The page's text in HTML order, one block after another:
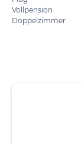
Vollpension
Doppelzimmer